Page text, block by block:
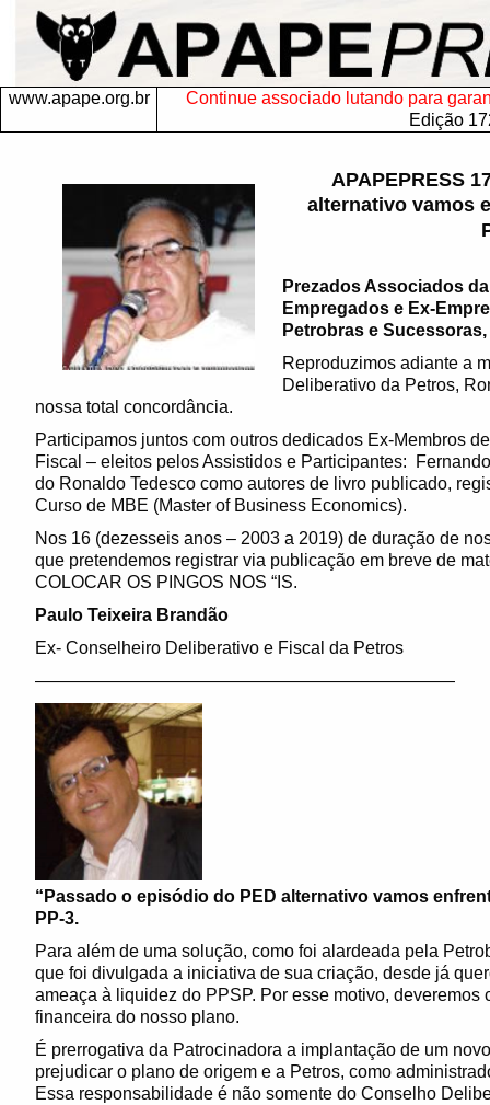
www.apape.org.br
Continue associado lutando para
Edição
APAPEPRESS
alternativo vamos
Prezados Associados
Empregados e Ex-
Petrobras e
Reproduzimos adiante a
Deliberativo da Petros,
nossa total concordância.
Participamos juntos com outros dedicados Ex-Membros
Fiscal – eleitos pelos Assistidos e Participantes:
do Ronaldo Tedesco como autores de livro publicado,
Curso de MBE (Master of Business Economics).
Nos 16 (dezesseis anos – 2003 a 2019) de duração de
que pretendemos registrar via publicação em breve de
COLOCAR OS PINGOS NOS “IS.
Paulo Teixeira Brandão
Ex- Conselheiro Deliberativo e Fiscal da Petros
————————————————————————
“Passado o episódio do PED alternativo vamos
PP-3.
Para além de uma solução, como foi alardeada pela
que foi divulgada a iniciativa de sua criação, desde já
ameaça à liquidez do PPSP. Por esse motivo, deveremos
financeira do nosso plano.
É prerrogativa da Patrocinadora a implantação de um
prejudicar o plano de origem e a Petros, como
Essa responsabilidade é não somente do Conselho